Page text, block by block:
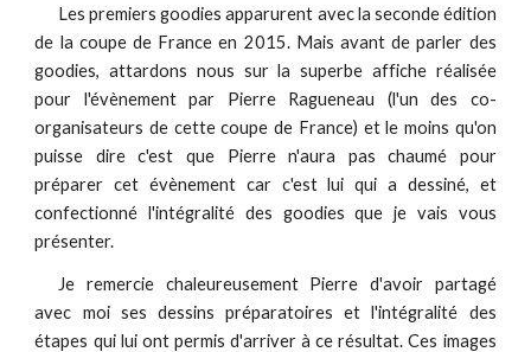
Les premiers goodies apparurent avec la seconde édition
de la coupe de France en 2015. Mais avant de parler des
goodies, attardons nous sur la superbe affiche réalisée
pour l'évènement par Pierre Ragueneau (l'un des co-
organisateurs de cette coupe de France) et le moins qu'on
puisse dire c'est que Pierre n'aura pas chaumé pour
préparer cet évènement car c'est lui qui a dessiné, et
confectionné l'intégralité des goodies que je vais vous
présenter.
Je remercie chaleureusement Pierre d'avoir partagé
avec moi ses dessins préparatoires et l'intégralité des
étapes qui lui ont permis d'arriver à ce résultat. Ces images